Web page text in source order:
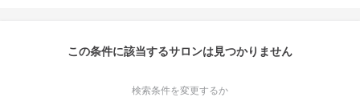
この条件に該当するサロンは見つかりません
検索条件を変更するか